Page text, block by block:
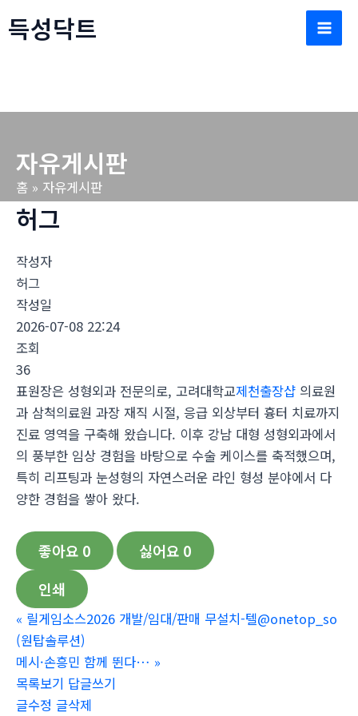
텐
너
득성닥트
Main
자유게시판
홈 자유게시판
허그
작성자
허그
작성일
2026-07-08 22:24
조회
36
표원장은 성형외과 전문의로, 고려대학교제천출장샵 의료원
과 삼척의료원 과장 재직 시절, 응급 외상부터 흉터 치료까지
진료 영역을 구축해 왔습니다. 이후 강남 대형 성형외과에서
의 풍부한 임상 경험을 바탕으로 수술 케이스를 축적했으며,
특히 리프팅과 눈성형의 자연스러운 라인 형성 분야에서 다
양한 경험을 쌓아 왔다.
좋아요 0 싫어요 0
인쇄
« 릴게임소스2026 개발/임대/판매 무설치-텔@onetop_so
(원탑솔루션)
메시·손흥민 함께 뛴다… »
목록보기 답글쓰기
글수정 글삭제